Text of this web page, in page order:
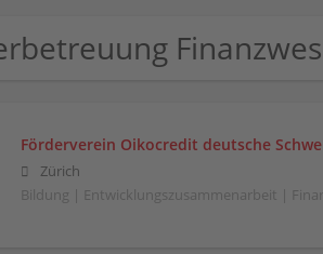
Förderverein Oikocredit deutsche
Zürich
Bildung | Entwicklungszusammenarbeit |